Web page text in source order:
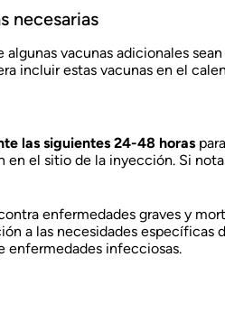
necesarias
vacunas adicionales
incluir estas vacunas en el
las siguientes 24-48 horas
el sitio de la inyección. Si
enfermedades graves y
a las necesidades
enfermedades infecciosas.